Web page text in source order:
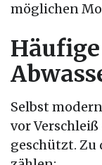
möglichen
Selbst
vor
geschützt. Zu